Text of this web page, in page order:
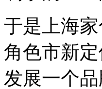
于是上海
角色市新
发展一个